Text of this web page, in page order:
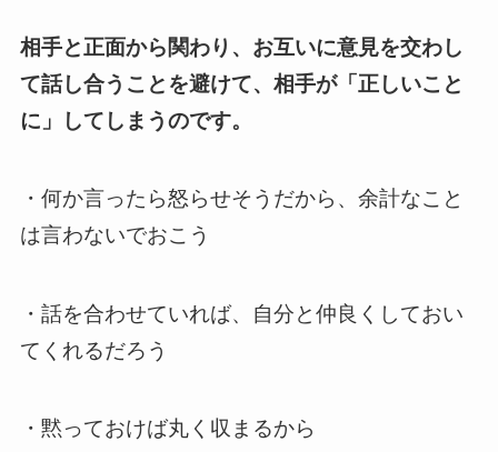
相手と正面から関わり、お互いに意見を交わし
て話し合うことを避けて、相手が「正しいこと
に」してしまうのです。
・何か言ったら怒らせそうだから、余計なこと
は言わないでおこう
・話を合わせていれば、自分と仲良くしておい
てくれるだろう
・黙っておけば丸く収まるから